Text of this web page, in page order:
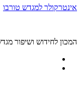
אינטרקולר למגדש טורבו
המכון לחידוש ושיפור